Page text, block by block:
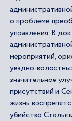
о проблеме
управления. В
мероприятий,
уездно-
значительное
присутствий и
жизнь
убийство